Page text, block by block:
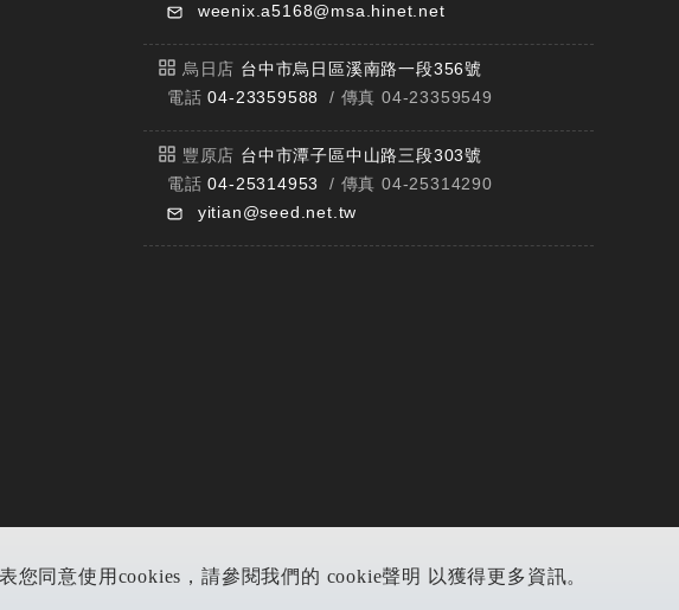
同意使用cookies，請參閱我們的 cookie聲明 以獲得更多資訊。
weenix.a5168@msa.hinet.net
烏日店 台中市烏日區溪南路一段356號
電話04-23359588 / 傳真 04-23359549
豐原店 台中市潭子區中山路三段303號
電話04-25314953
/ 傳真 04-25314290
yitian@seed.net.tw